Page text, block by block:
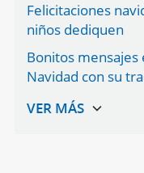
Felicitaciones
niños dediquen
Bonitos mensajes
Navidad con su